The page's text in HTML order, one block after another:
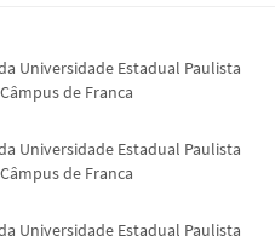
Universidade Estadual Paulista
de Franca
Universidade Estadual Paulista
de Franca
Universidade Estadual Paulista